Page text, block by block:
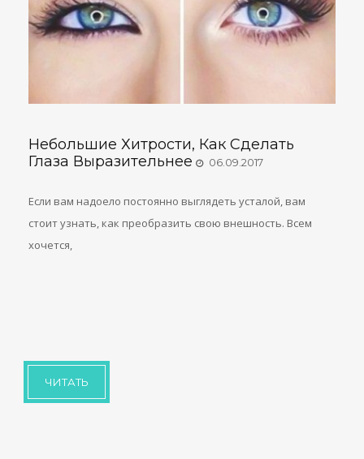
Небольшие Хитрости, Как Сделать
Глаза Выразительнее
06.09.2017
Если вам надоело постоянно выглядеть усталой, вам
стоит узнать, как преобразить свою внешность. Всем
хочется,
ЧИТАТЬ